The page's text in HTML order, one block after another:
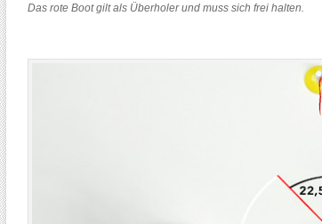
Das rote Boot gilt als Überholer und muss sich frei halten.